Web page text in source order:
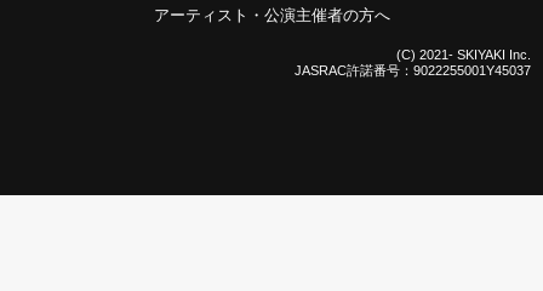
アーティスト・公演主催者の方へ
(C) 2021- SKIYAKI Inc.
JASRAC許諾番号：9022255001Y45037